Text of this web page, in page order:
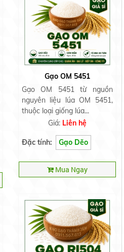
Gạo OM 5451
Gạo OM 5451 từ nguồn
nguyên liệu lúa OM 5451,
thuộc loại giống lúa...
Giá: Liên hệ
Đặc tính: Gạo Dẽo
Mua Ngay